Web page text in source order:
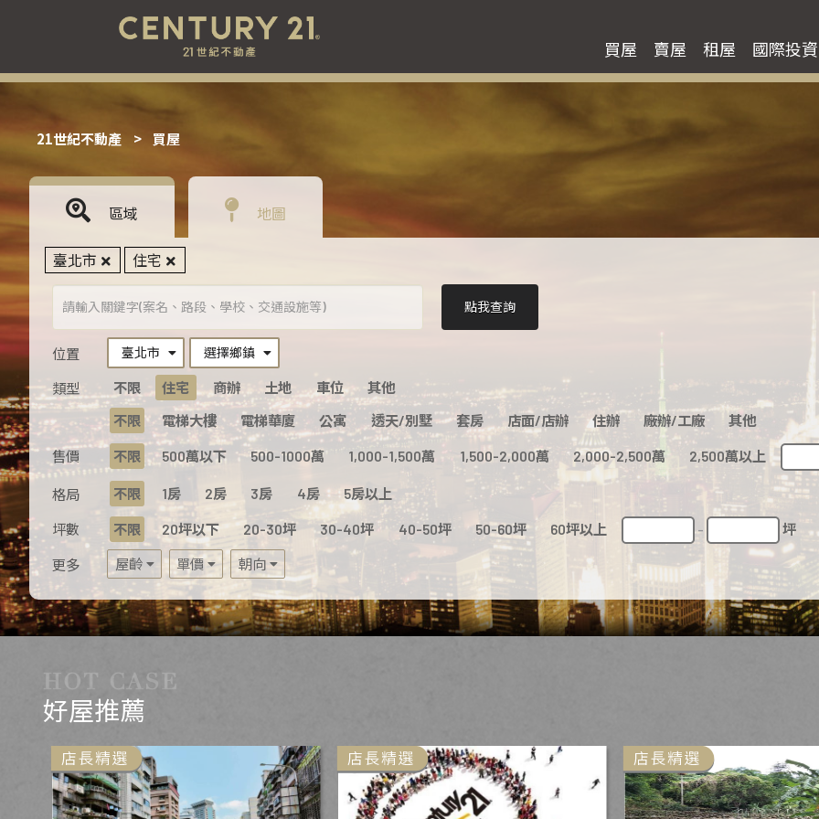
買屋 賣屋 租屋 國際投資
21世紀不動產 > 買屋
區域 地圖
臺北市 住宅
點我查詢
位置 臺北市 選擇鄉鎮
類型 不限 住宅 商辦 土地 車位
其他
不限
電梯大樓 電梯華廈 公寓 透天/別墅 套房 店面/店辦 住辦 廠辦/工廠 其他
售價 不限 500萬以下 500-1000萬 1,000-1,500萬 1,500-2,000萬 2,000-2,500萬 2,500萬以上
格局 不限 1房 2房 3房 4房 5房以上
坪數 不限 20坪以下 20-30坪 30-40坪 40-50坪 50-60坪 60坪以上 - 坪
更多 屋齡 單價 朝向
好屋推薦